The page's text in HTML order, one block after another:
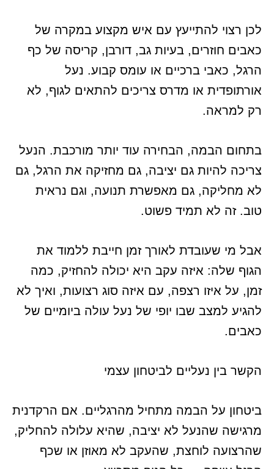
לכן רצוי להתייעץ עם איש מקצוע במקרה של
כאבים חוזרים, בעיות גב, דורבן, קריסה של כף
הרגל, כאבי ברכיים או עומס קבוע. נעל
אורתופדית או מדרס צריכים להתאים לגוף, לא
רק למראה.
בתחום הבמה, הבחירה עוד יותר מורכבת. הנעל
צריכה להיות גם יציבה, גם מחזיקה את הרגל, גם
לא מחליקה, גם מאפשרת תנועה, וגם נראית
טוב. זה לא תמיד פשוט.
אבל מי שעובדת לאורך זמן חייבת ללמוד את
הגוף שלה: איזה עקב היא יכולה להחזיק, כמה
זמן, על איזו רצפה, עם איזה סוג רצועות, ואיך לא
להגיע למצב שבו יופי של נעל עולה ביומיים של
כאבים.
הקשר בין נעליים לביטחון עצמי
ביטחון על הבמה מתחיל מהרגליים. אם הרקדנית
מרגישה שהנעל לא יציבה, שהיא עלולה להחליק,
שהרצועה לוחצת, שהעקב לא מאוזן או שכף